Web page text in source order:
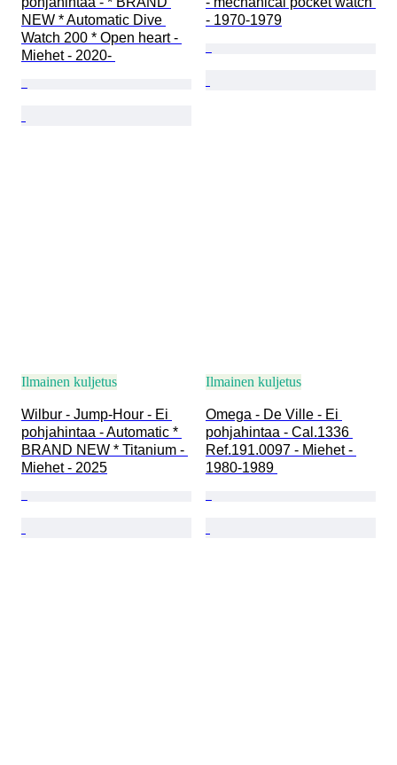
NEW * Automatic Dive
Watch 200 * Open heart -
Miehet - 2020-
- 1970-1979
Ilmainen kuljetus
Wilbur - Jump-Hour - Ei
pohjahintaa - Automatic *
BRAND NEW * Titanium -
Miehet - 2025
Ilmainen kuljetus
Omega - De Ville - Ei
pohjahintaa - Cal.1336
Ref.191.0097 - Miehet -
1980-1989